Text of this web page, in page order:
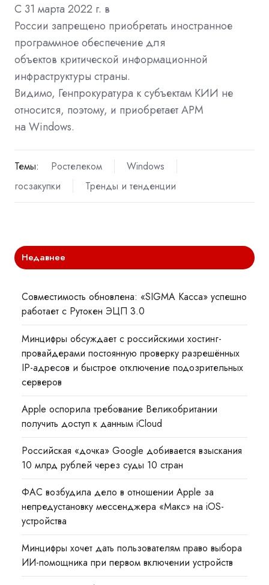
С 31 марта 2022 г. в
России запрещено приобретать иностранное
программное обеспечение для
объектов критической информационной
инфраструктуры страны.
Видимо, Генпрокуратура к субъектам КИИ не
относится, поэтому, и приобретает АРМ
на Windows.
Темы: Ростелеком
Windows
госзакупки
Тренды и тенденции
Недавнее
Совместимость обновлена: «SIGMA Касса» успешно
работает с Рутокен ЭЦП 3.0
Минцифры обсуждает с российскими хостинг-
провайдерами постоянную проверку разрешённых
IP-адресов и быстрое отключение подозрительных
серверов
Apple оспорила требование Великобритании
получить доступ к данным iCloud
Российская «дочка» Google добивается взыскания
10 млрд рублей через суды 10 стран
ФАС возбудила дело в отношении Apple за
непредустановку мессенджера «Макс» на iOS-
устройства
Минцифры хочет дать пользователям право выбора
ИИ-помощника при первом включении устройств